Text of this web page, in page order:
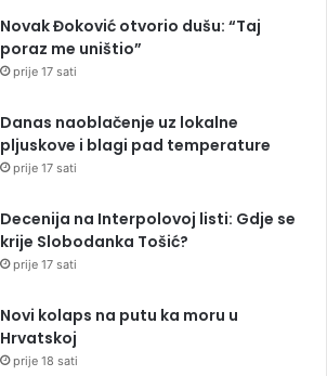
Novak Đoković otvorio dušu: “Taj
poraz me uništio”
prije 17 sati
Danas naoblačenje uz lokalne
pljuskove i blagi pad temperature
prije 17 sati
Decenija na Interpolovoj listi: Gdje se
krije Slobodanka Tošić?
prije 17 sati
Novi kolaps na putu ka moru u
Hrvatskoj
prije 18 sati